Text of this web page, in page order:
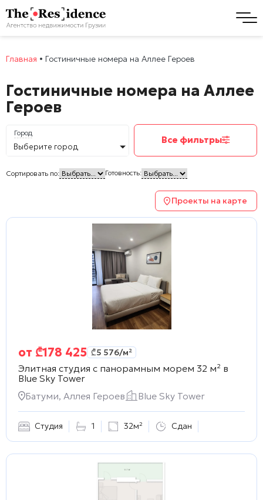
Главная • Гостиничные номера на Аллее Героев
Гостиничные номера на Аллее
Героев
Город
Выберите город
Все фильтры
Сортировать по: Готовность:
Проекты на карте
от ₾178 425 ₾5 576/м²
Элитная студия с панорамным морем 32 м² в
Blue Sky Tower
Батуми, Аллея Героев
Blue Sky Tower
Студия 1 32м² Сдан